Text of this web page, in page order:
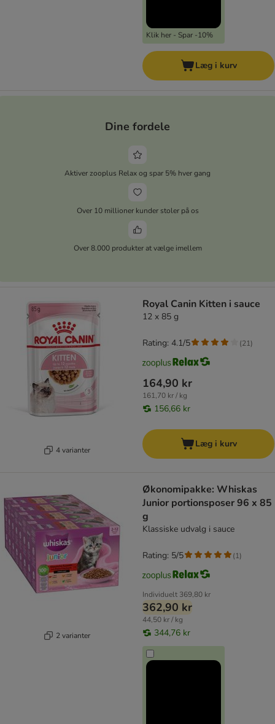
Klik her - Spar -10%
Læg i kurv
Dine fordele
Aktiver zooplus Relax og spar 5% hver gang
Over 10 millioner kunder stoler på os
Over 8.000 produkter at vælge imellem
4 varianter
Royal Canin Kitten i sauce
12 x 85 g
164,90 kr
161,70 kr / kg
156,66 kr
Rating: 4.1/5 (21)
Læg i kurv
2 varianter
Økonomipakke: Whiskas
Junior portionsposer 96 x 85
g
Klassiske udvalg i sauce
Individuelt 369,80 kr
362,90 kr
44,50 kr / kg
344,76 kr
Rating: 5/5 (1)